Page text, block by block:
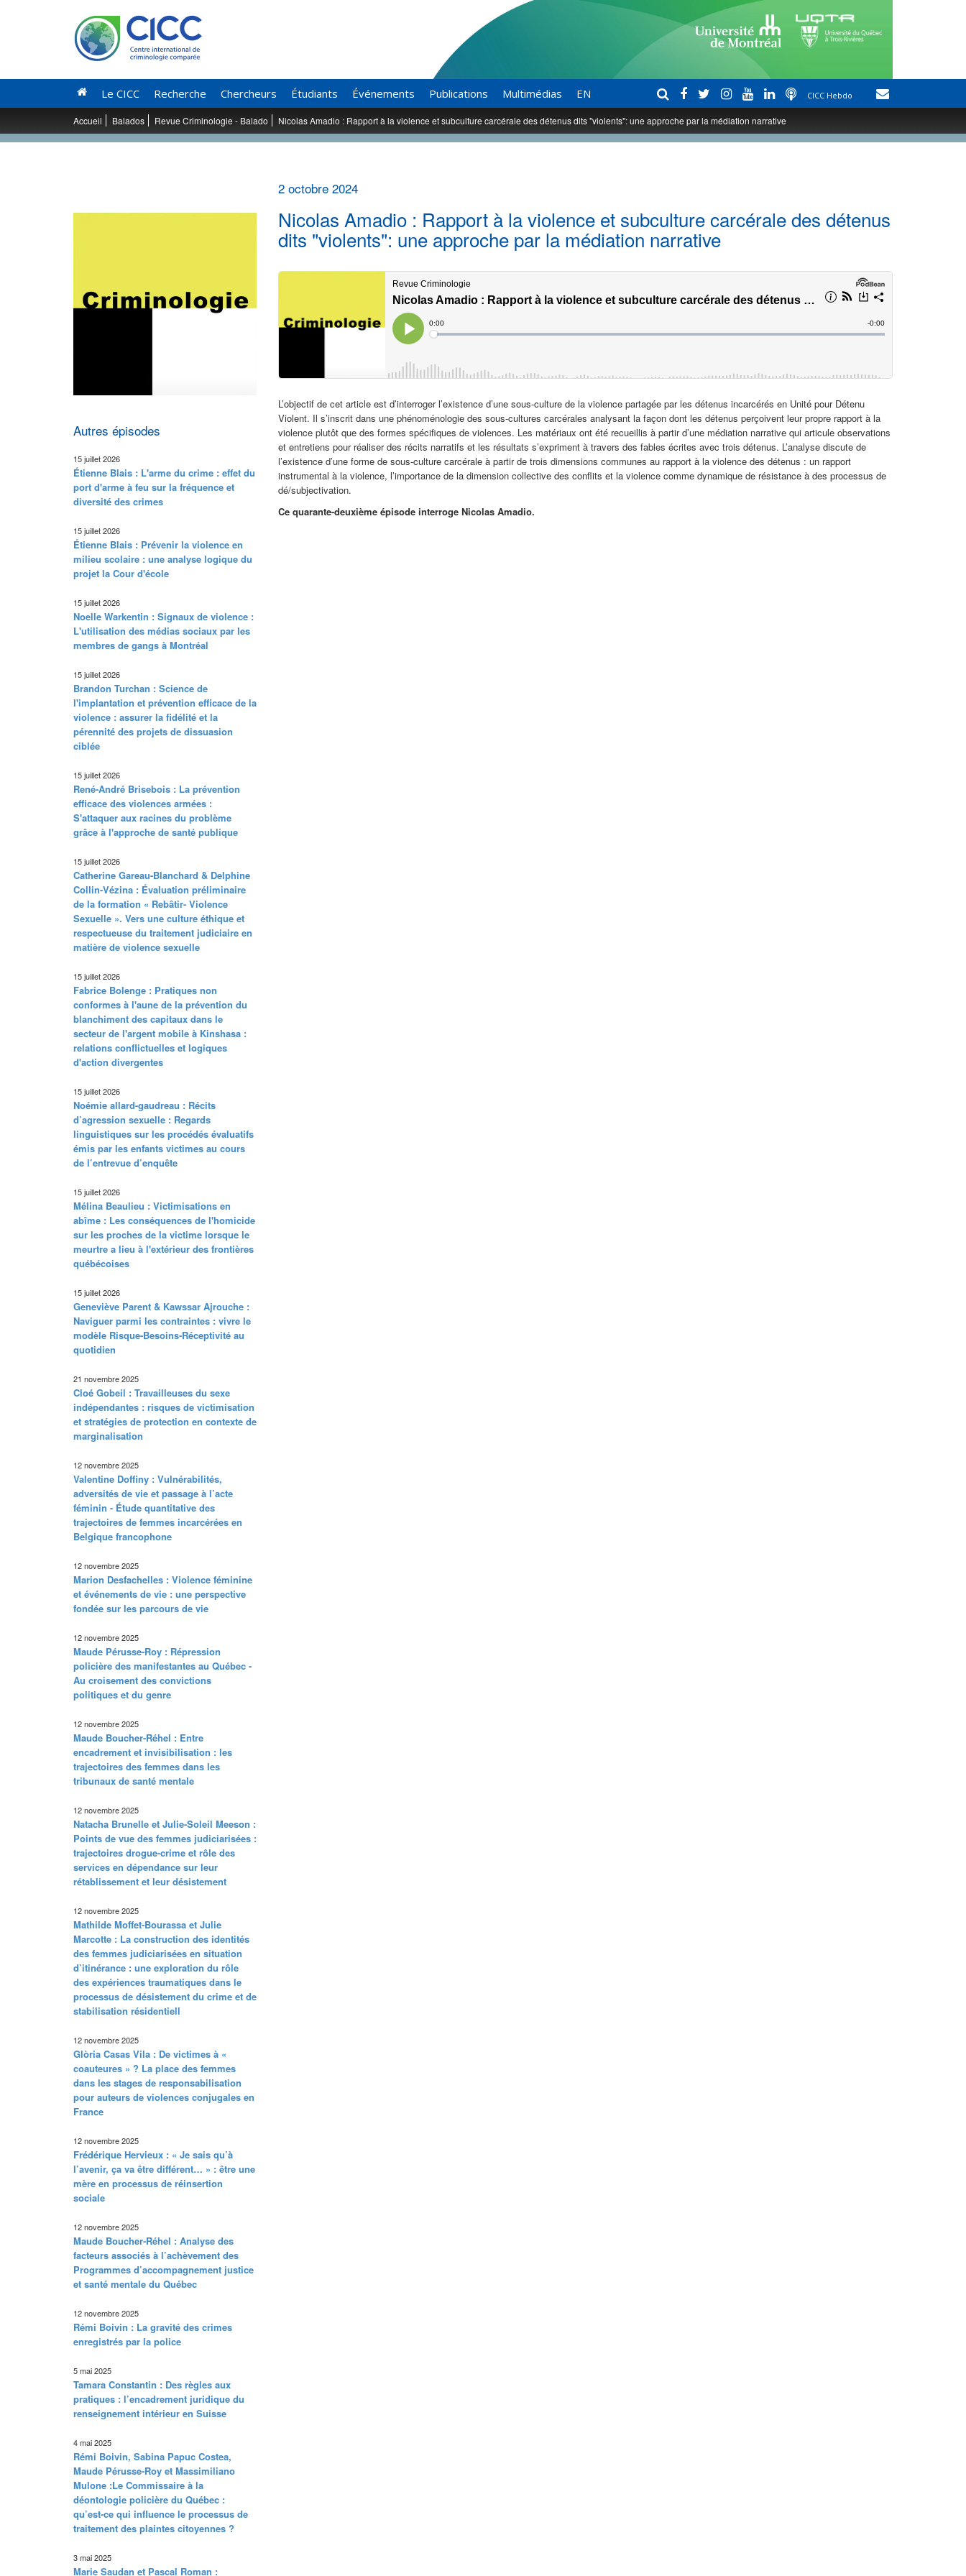
Le CICC Recherche Chercheurs Étudiants Événements Publications Multimédias EN CICC Hebdo
Accueil Balados Revue Criminologie - Balado Nicolas Amadio : Rapport à la violence et subculture carcérale des détenus dits "violents": une approche par la médiation narrative
2 octobre 2024
Nicolas Amadio : Rapport à la violence et subculture carcérale des détenus
dits "violents": une approche par la médiation narrative
L’objectif de cet article est d’interroger l’existence d’une sous-culture de la violence partagée par les détenus incarcérés en Unité pour Détenu
Violent. Il s’inscrit dans une phénoménologie des sous-cultures carcérales analysant la façon dont les détenus perçoivent leur propre rapport à la
violence plutôt que des formes spécifiques de violences. Les matériaux ont été recueillis à partir d’une médiation narrative qui articule observations
et entretiens pour réaliser des récits narratifs et les résultats s’expriment à travers des fables écrites avec trois détenus. L’analyse discute de
l’existence d’une forme de sous-culture carcérale à partir de trois dimensions communes au rapport à la violence des détenus : un rapport
instrumental à la violence, l’importance de la dimension collective des conflits et la violence comme dynamique de résistance à des processus de
dé/subjectivation.
Ce quarante-deuxième épisode interroge Nicolas Amadio.
Autres épisodes
15 juillet 2026
Étienne Blais : L'arme du crime : effet du
port d'arme à feu sur la fréquence et
diversité des crimes
15 juillet 2026
Étienne Blais : Prévenir la violence en
milieu scolaire : une analyse logique du
projet la Cour d'école
15 juillet 2026
Noelle Warkentin : Signaux de violence :
L'utilisation des médias sociaux par les
membres de gangs à Montréal
15 juillet 2026
Brandon Turchan : Science de
l'implantation et prévention efficace de la
violence : assurer la fidélité et la
pérennité des projets de dissuasion
ciblée
15 juillet 2026
René-André Brisebois : La prévention
efficace des violences armées :
S'attaquer aux racines du problème
grâce à l'approche de santé publique
15 juillet 2026
Catherine Gareau-Blanchard & Delphine
Collin-Vézina : Évaluation préliminaire
de la formation « Rebâtir- Violence
Sexuelle ». Vers une culture éthique et
respectueuse du traitement judiciaire en
matière de violence sexuelle
15 juillet 2026
Fabrice Bolenge : Pratiques non
conformes à l'aune de la prévention du
blanchiment des capitaux dans le
secteur de l'argent mobile à Kinshasa :
relations conflictuelles et logiques
d'action divergentes
15 juillet 2026
Noémie allard-gaudreau : Récits
d’agression sexuelle : Regards
linguistiques sur les procédés évaluatifs
émis par les enfants victimes au cours
de l’entrevue d’enquête
15 juillet 2026
Mélina Beaulieu : Victimisations en
abîme : Les conséquences de l'homicide
sur les proches de la victime lorsque le
meurtre a lieu à l'extérieur des frontières
québécoises
15 juillet 2026
Geneviève Parent & Kawssar Ajrouche :
Naviguer parmi les contraintes : vivre le
modèle Risque-Besoins-Réceptivité au
quotidien
21 novembre 2025
Cloé Gobeil : Travailleuses du sexe
indépendantes : risques de victimisation
et stratégies de protection en contexte de
marginalisation
12 novembre 2025
Valentine Doffiny : Vulnérabilités,
adversités de vie et passage à l’acte
féminin - Étude quantitative des
trajectoires de femmes incarcérées en
Belgique francophone
12 novembre 2025
Marion Desfachelles : Violence féminine
et événements de vie : une perspective
fondée sur les parcours de vie
12 novembre 2025
Maude Pérusse-Roy : Répression
policière des manifestantes au Québec -
Au croisement des convictions
politiques et du genre
12 novembre 2025
Maude Boucher-Réhel : Entre
encadrement et invisibilisation : les
trajectoires des femmes dans les
tribunaux de santé mentale
12 novembre 2025
Natacha Brunelle et Julie-Soleil Meeson :
Points de vue des femmes judiciarisées :
trajectoires drogue-crime et rôle des
services en dépendance sur leur
rétablissement et leur désistement
12 novembre 2025
Mathilde Moffet-Bourassa et Julie
Marcotte : La construction des identités
des femmes judiciarisées en situation
d’itinérance : une exploration du rôle
des expériences traumatiques dans le
processus de désistement du crime et de
stabilisation résidentiell
12 novembre 2025
Glòria Casas Vila : De victimes à «
coauteures » ? La place des femmes
dans les stages de responsabilisation
pour auteurs de violences conjugales en
France
12 novembre 2025
Frédérique Hervieux : « Je sais qu’à
l’avenir, ça va être différent… » : être une
mère en processus de réinsertion
sociale
12 novembre 2025
Maude Boucher-Réhel : Analyse des
facteurs associés à l’achèvement des
Programmes d’accompagnement justice
et santé mentale du Québec
12 novembre 2025
Rémi Boivin : La gravité des crimes
enregistrés par la police
5 mai 2025
Tamara Constantin : Des règles aux
pratiques : l’encadrement juridique du
renseignement intérieur en Suisse
4 mai 2025
Rémi Boivin, Sabina Papuc Costea,
Maude Pérusse-Roy et Massimiliano
Mulone :Le Commissaire à la
déontologie policière du Québec :
qu’est-ce qui influence le processus de
traitement des plaintes citoyennes ?
3 mai 2025
Marie Saudan et Pascal Roman :